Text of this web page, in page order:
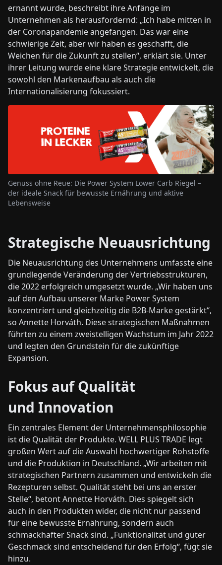
ernannt wurde, beschreibt ihre Anfänge im
Unternehmen als herausfordernd: „Ich habe mitten in
der Coronapandemie angefangen. Das war eine
schwierige Zeit, aber wir haben es geschafft, die
Weichen für die Zukunft zu stellen“, erklärt sie. Unter
ihrer Leitung wurde eine klare Strategie entwickelt, die
sowohl den Markenaufbau als auch die
Internationalisierung fokussiert.
Genuss ohne Reue: Die Power System Lower Carb Riegel –
der ideale Snack für bewusste Ernährung und aktive
Lebensweise
Strategische Neuausrichtung
Die Neuausrichtung des Unternehmens umfasste eine
grundlegende Veränderung der Vertriebsstrukturen,
die 2022 erfolgreich umgesetzt wurde. „Wir haben uns
auf den Aufbau unserer Marke Power System
konzentriert und gleichzeitig die B2B-Marke gestärkt“,
so Annette Horváth. Diese strategischen Maßnahmen
führten zu einem zweistelligen Wachstum im Jahr 2022
und legten den Grundstein für die zukünftige
Expansion.
Fokus auf Qualität
und Innovation
Ein zentrales Element der Unternehmensphilosophie
ist die Qualität der Produkte. WELL PLUS TRADE legt
großen Wert auf die Auswahl hochwertiger Rohstoffe
und die Produktion in Deutschland. „Wir arbeiten mit
strategischen Partnern zusammen und entwickeln die
Rezepturen selbst. Qualität steht bei uns an erster
Stelle“, betont Annette Horváth. Dies spiegelt sich
auch in den Produkten wider, die nicht nur passend
für eine bewusste Ernährung, sondern auch
schmackhafter Snack sind. „Funktionalität und guter
Geschmack sind entscheidend für den Erfolg“, fügt sie
hinzu.